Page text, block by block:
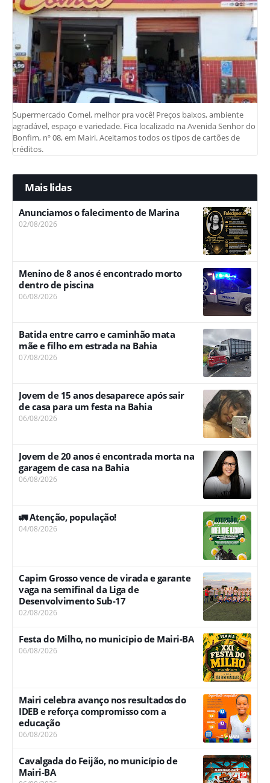
Supermercado Comel, melhor pra você! Preços baixos, ambiente
agradável, espaço e variedade. Fica localizado na Avenida Senhor do
Bonfim, nº 08, em Mairi. Aceitamos todos os tipos de cartões de
créditos.
Mais lidas
Anunciamos o falecimento de Marina
02/08/2026
Menino de 8 anos é encontrado morto
dentro de piscina
06/08/2026
Batida entre carro e caminhão mata
mãe e filho em estrada na Bahia
07/08/2026
Jovem de 15 anos desaparece após sair
de casa para um festa na Bahia
06/08/2026
Jovem de 20 anos é encontrada morta na
garagem de casa na Bahia
06/08/2026
🚛 Atenção, população!
04/08/2026
Capim Grosso vence de virada e garante
vaga na semifinal da Liga de
Desenvolvimento Sub-17
02/08/2026
Festa do Milho, no município de Mairi-BA
06/08/2026
Mairi celebra avanço nos resultados do
IDEB e reforça compromisso com a
educação
06/08/2026
Cavalgada do Feijão, no município de
Mairi-BA